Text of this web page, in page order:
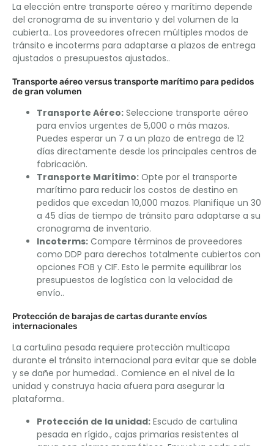
La elección entre transporte aéreo y marítimo depende
del cronograma de su inventario y del volumen de la
cubierta.. Los proveedores ofrecen múltiples modos de
tránsito e incoterms para adaptarse a plazos de entrega
ajustados o presupuestos ajustados..
Transporte aéreo versus transporte marítimo para pedidos
de gran volumen
Transporte Aéreo: Seleccione transporte aéreo
para envíos urgentes de 5,000 o más mazos.
Puedes esperar un 7 a un plazo de entrega de 12
días directamente desde los principales centros de
fabricación.
Transporte Marítimo: Opte por el transporte
marítimo para reducir los costos de destino en
pedidos que excedan 10,000 mazos. Planifique un 30
a 45 días de tiempo de tránsito para adaptarse a su
cronograma de inventario.
Incoterms: Compare términos de proveedores
como DDP para derechos totalmente cubiertos con
opciones FOB y CIF. Esto le permite equilibrar los
presupuestos de logística con la velocidad de
envío..
Protección de barajas de cartas durante envíos
internacionales
La cartulina pesada requiere protección multicapa
durante el tránsito internacional para evitar que se doble
y se dañe por humedad.. Comience en el nivel de la
unidad y construya hacia afuera para asegurar la
plataforma..
Protección de la unidad: Escudo de cartulina
pesada en rígido., cajas primarias resistentes al